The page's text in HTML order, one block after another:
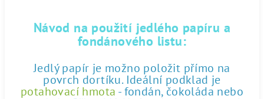
Návod na použití jedlého papíru a
fondánového listu:
Jedlý papír je možno položit přímo na
povrch dortíku. Ideální podklad je
potahovací hmota - fondán, čokoláda nebo